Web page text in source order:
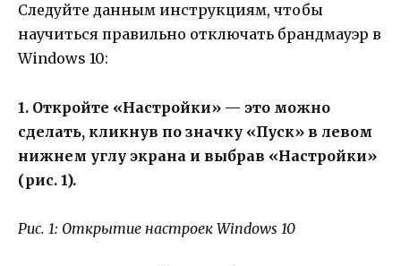
Следуйте данным инструкциям, чтобы
научиться правильно отключать брандмауэр в
Windows 10:
1. Откройте «Настройки» — это можно
сделать, кликнув по значку «Пуск» в левом
нижнем углу экрана и выбрав «Настройки»
(рис. 1).
Рис. 1: Открытие настроек Windows 10